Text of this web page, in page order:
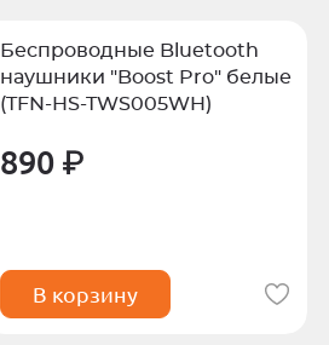
Беспроводные Bluetooth
наушники "Boost Pro" белые
(TFN-HS-TWS005WH)
890 ₽
В корзину